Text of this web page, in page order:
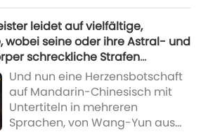
mir Folgendes klar geworden:
Früher, im Jetavana-Kloster in
Indien, erlangte Shakyamuni
Buddha unter dem Bodhi-Baum
die Erleuchtung. Seine frühen
Lehren konzentrierten sich auf
das Avat
leidet auf vielfältige,
wobei seine oder ihre Astral- und
schreckliche Strafen
Karma der Welt zu büßen.
Und nun eine Herzensbotschaft
auf Mandarin-Chinesisch mit
Untertiteln in mehreren
Sprachen, von Wang-Yun aus